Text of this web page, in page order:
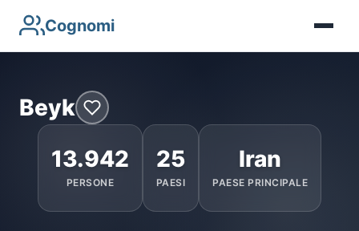
Cognomi
Beyk
13.942
PERSONE
25
PAESI
Iran
PAESE PRINCIPALE